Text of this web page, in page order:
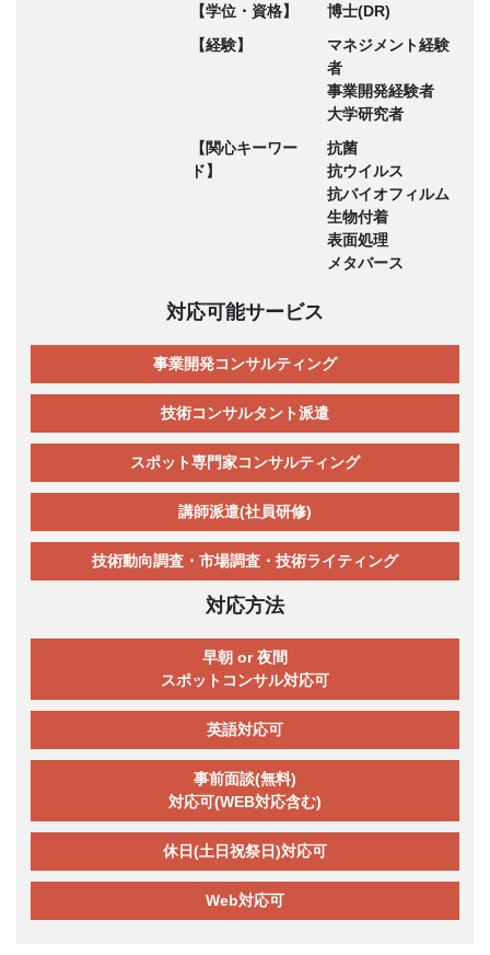
【学位・資格】
博士(DR)
【経験】
マネジメント経験
者
事業開発経験者
大学研究者
【関心キーワー
ド】
抗菌
抗ウイルス
抗バイオフィルム
生物付着
表面処理
メタバース
対応可能サービス
事業開発コンサルティング
技術コンサルタント派遣
スポット専門家コンサルティング
講師派遣(社員研修)
技術動向調査・市場調査・技術ライティング
対応方法
早朝 or 夜間
スポットコンサル対応可
英語対応可
事前面談(無料)
対応可(WEB対応含む)
休日(土日祝祭日)対応可
Web対応可